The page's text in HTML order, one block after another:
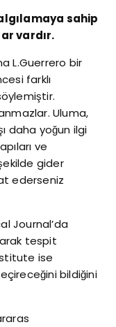
sahip
vardır.
L.Guerrero bir
farklı
Uluma,
daha yoğun ilgi
ve
gider
ederseniz
Journal’da
tespit
ise
bildiğini